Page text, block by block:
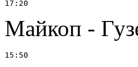
Майкоп -